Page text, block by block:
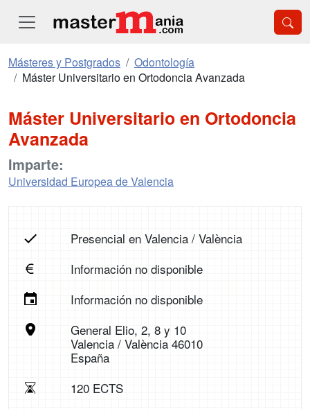
Másteres y Postgrados
Odontología
Máster Universitario en Ortodoncia Avanzada
Máster Universitario en Ortodoncia
Avanzada
Imparte:
Universidad Europea de Valencia
Presencial en Valencia / València
Información no disponible
Información no disponible
General Elio, 2, 8 y 10
Valencia / València 46010
España
120 ECTS